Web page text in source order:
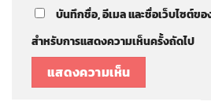
บันทึกชื่อ, อีเมล และชื่อเว็บไซต์ข
สำหรับการแสดงความเห็นครั้งถัดไป